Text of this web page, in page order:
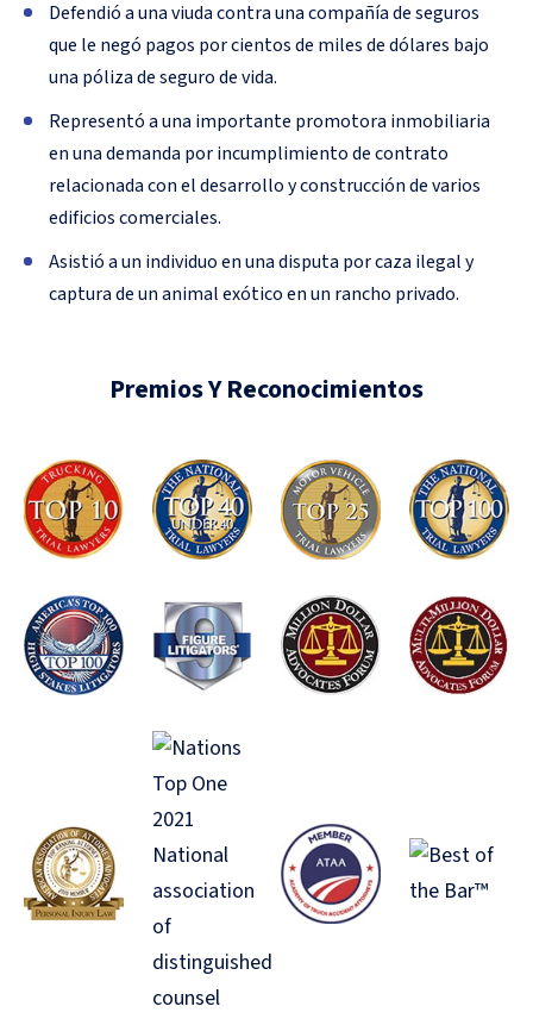
Defendió a una viuda contra una compañía de seguros
que le negó pagos por cientos de miles de dólares bajo
una póliza de seguro de vida.
Representó a una importante promotora inmobiliaria
en una demanda por incumplimiento de contrato
relacionada con el desarrollo y construcción de varios
edificios comerciales.
Asistió a un individuo en una disputa por caza ilegal y
captura de un animal exótico en un rancho privado.
Premios Y Reconocimientos